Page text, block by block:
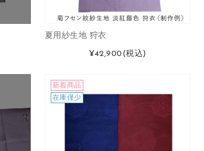
夏用紗生地 狩衣
¥42,900 (税込)
新着商品
在庫僅少